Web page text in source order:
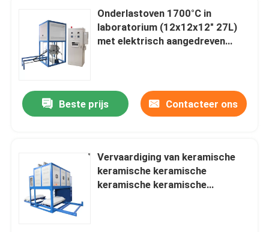
Onderlastoven 1700°C in
laboratorium (12x12x12" 27L)
met elektrisch aangedreven
Beste prijs Contacteer ons
Vervaardiging van keramische
keramische keramische
keramische keramische